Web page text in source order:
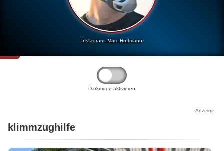
Instagram: Marc Hoffmann
Darkmode aktivieren
-Anzeige-
klimmzughilfe